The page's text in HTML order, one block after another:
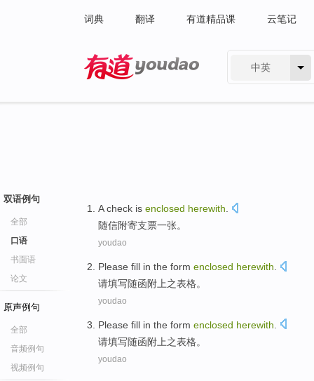
词典 翻译 有道精品课 云笔记
中英
双语例句
全部
口语
书面语
论文
原声例句
全部
音频例句
视频例句
A check is enclosed herewith
随信附寄支票一张。
youdao
Please fill in the form enclosed herewith
请填写随函附上之表格。
youdao
Please fill in the form enclosed herewith
请填写随函附上之表格。
youdao